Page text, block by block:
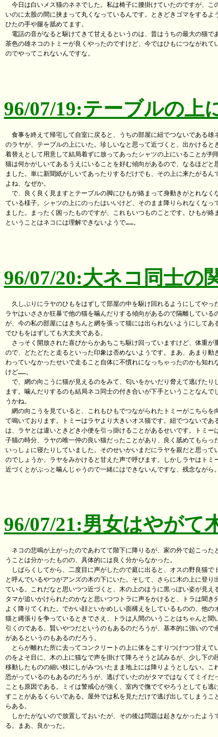
今日は白いメス猫のネネでした。私は椅子に腰掛けていたのですが、こ
いのに太股の間に挟まって丸くなっているんです。ときどきゴマをするよ
ひたの手や腿を舐めてます。
電話の音がなると駆けてきて甘えるというのは、昔はうちの最大の猫で
茶色の雄ネコのトミーが良くやったのですけど、今ではひもにつながれて
のでやってこれないんですな。
96/07/19:テーブルの上
食事を終えて帰宅して自室に戻ると、うちの部屋に紐でつないである雄
のラヤが、テーブルの上にいた。珍しいなと思って近づくと、出かけると
着替えとして用意して結局着ずに放ってあったシャツの上にいることが判
猫は何かがしいてあるうえにいることを好む傾向があるので、なるほどと
ました。単に新聞紙がしいてあったりするだけでも、その上に来たがるん
よね、なぜか。
で、良く良く見ますとテーブルの脚にひもが絡まって身動きがとれなく
ている様子。シャツの上にのったはいいけど、そのまま降りられなくなっ
ました。まったく困ったものですが、これもいつものことです。ひもが絡
ということはネコには理解できないようで……。
96/07/20:大ネコ同士の
久しぶりにラヤのひもをはずして部屋の中を駆け回れるようにしてやっ
ラヤはいささか狂暴で他の猫を噛んだりする傾向があるので隔離している
が、今の私の部屋にはきちんと網を張って猫には出られないようにしてあ
でひもをはずしても大丈夫である。
さっそく開放された喜びからかあちこち駆け回っていますけど、体重が
ので、どたどたと走るといった印象は否めないようです。まあ、あまり動
わっていなかったせいで走ること自体に不慣れになっちゃったのかも知れ
けど……。
で、網の向こうに猫が見えるのをみて、匂いをかいだり脅えて逃げたり
ます。噛んだりするのも結局ネコ同士の付き合いが下手ということなんで
うかね。
網の向こうを見ていると、これもひもでつながられたトミーがこちらを
て鳴いております。トミーはラヤより大きいオス猫です。紐でつないであ
は、ラヤとは違いときどき小便を引っ掛けることがあるせいです。トミー
子猫の時分、ラヤの唯一仲の良い猫だったことがあり、良く舐めてもらっ
いっしょに寝たりしていました。そのせいかいまだにラヤを親だと思って
のでしょうか、ラヤをみかけると甘えた声で呼びます。しかしラヤはトミ
近づくとがぶっと噛んじゃうので一緒にはできないんですな、残念ながら
96/07/21:男女はやがて
ネコの悲鳴が上がったのであわてて階下に降りるが、家の外で起こった
うことは分かったものの、具体的には良く分からなかった。
しばらくしてから、二度目に声がしたので庭に出ると、オスの野良猫で
と呼んでいるやつがアンズの木の下にいた。そして、さらに木の上に登り
ている。これだなと思いつつ近づくと、木の上のほうに黒っぽい姿が見え
タマが追いかけられたのかなと思いつつトラに声をかけると、トラは聞き
よく降りてくれた。でかい顔といかめしい面構えをしているものの、他の
猫と縄張りを争っているときでさえ、トラは人間のいうことはちゃんと聞
引くのである。賢いやつだというのもあるのだろうが、基本的に強いので
があるというのもあるのだろう。
とらが離れた所に去ってコンクリートの上に体をこすりつけつつ甘えて
のをよそ目に、木の上に猫なで声を掛けて降ろそうと試みるが、少し下の
移動したものの細い枝にしがみついたまま地上には降りようとしない。こ
恐がっているのもあるのだろうが、逃げていたのがタマではなくてミイだ
ことも原因である。ミイは警戒心が強く、室内で撫でてやろうとしても逃
すことがあるくらいである。屋外では私を見ただけで逃げ出してしまうこ
らある。
しかたがないので放置しておいたが、その後は問題は起きなかったよう
る。まあ、良かった。